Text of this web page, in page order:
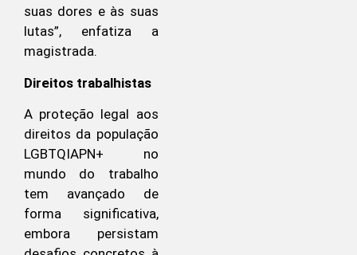
suas dores e às suas
lutas”, enfatiza a
magistrada.
Direitos trabalhistas
A proteção legal aos
direitos da população
LGBTQIAPN+ no
mundo do trabalho
tem avançado de
forma significativa,
embora persistam